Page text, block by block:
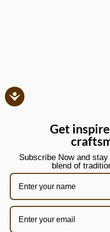
Get
Subscribe Now and
blend of